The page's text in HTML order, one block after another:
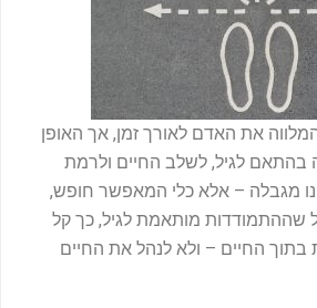
את האדם לאורך זמן, אך האופן
בהתאם לגיל, לשלב החיים ולרמת
מגבלה – אלא כלי המאפשר חופש,
שההתמודדות מותאמת לגיל, כך קל
החיים – ולא לנהל את החיים